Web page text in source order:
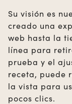
Su visión es
creado una
web hasta la
línea para
prueba y el
receta, puede
la vista para
pocos clics.